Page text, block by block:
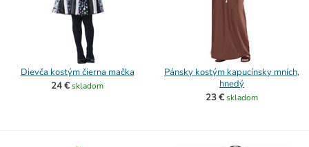
Dievča kostým čierna mačka
24 €skladom
Pánsky kostým kapucínsky mních,
hnedý
23 €skladom